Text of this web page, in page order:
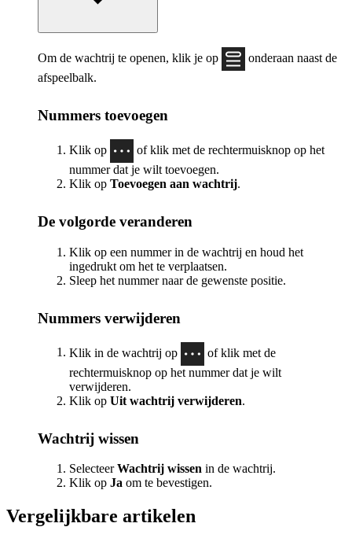
Om de wachtrij te openen, klik je op
onderaan naast de
afspeelbalk.
Nummers toevoegen
Klik op
of klik met de rechtermuisknop op het
nummer dat je wilt toevoegen.
Klik op Toevoegen aan wachtrij.
De volgorde veranderen
Klik op een nummer in de wachtrij en houd het
ingedrukt om het te verplaatsen.
Sleep het nummer naar de gewenste positie.
Nummers verwijderen
Klik in de wachtrij op
of klik met de
rechtermuisknop op het nummer dat je wilt
verwijderen.
Klik op Uit wachtrij verwijderen.
Wachtrij wissen
SelecteerWachtrij wissen in de wachtrij.
Klik op Ja om te bevestigen.
Vergelijkbare artikelen